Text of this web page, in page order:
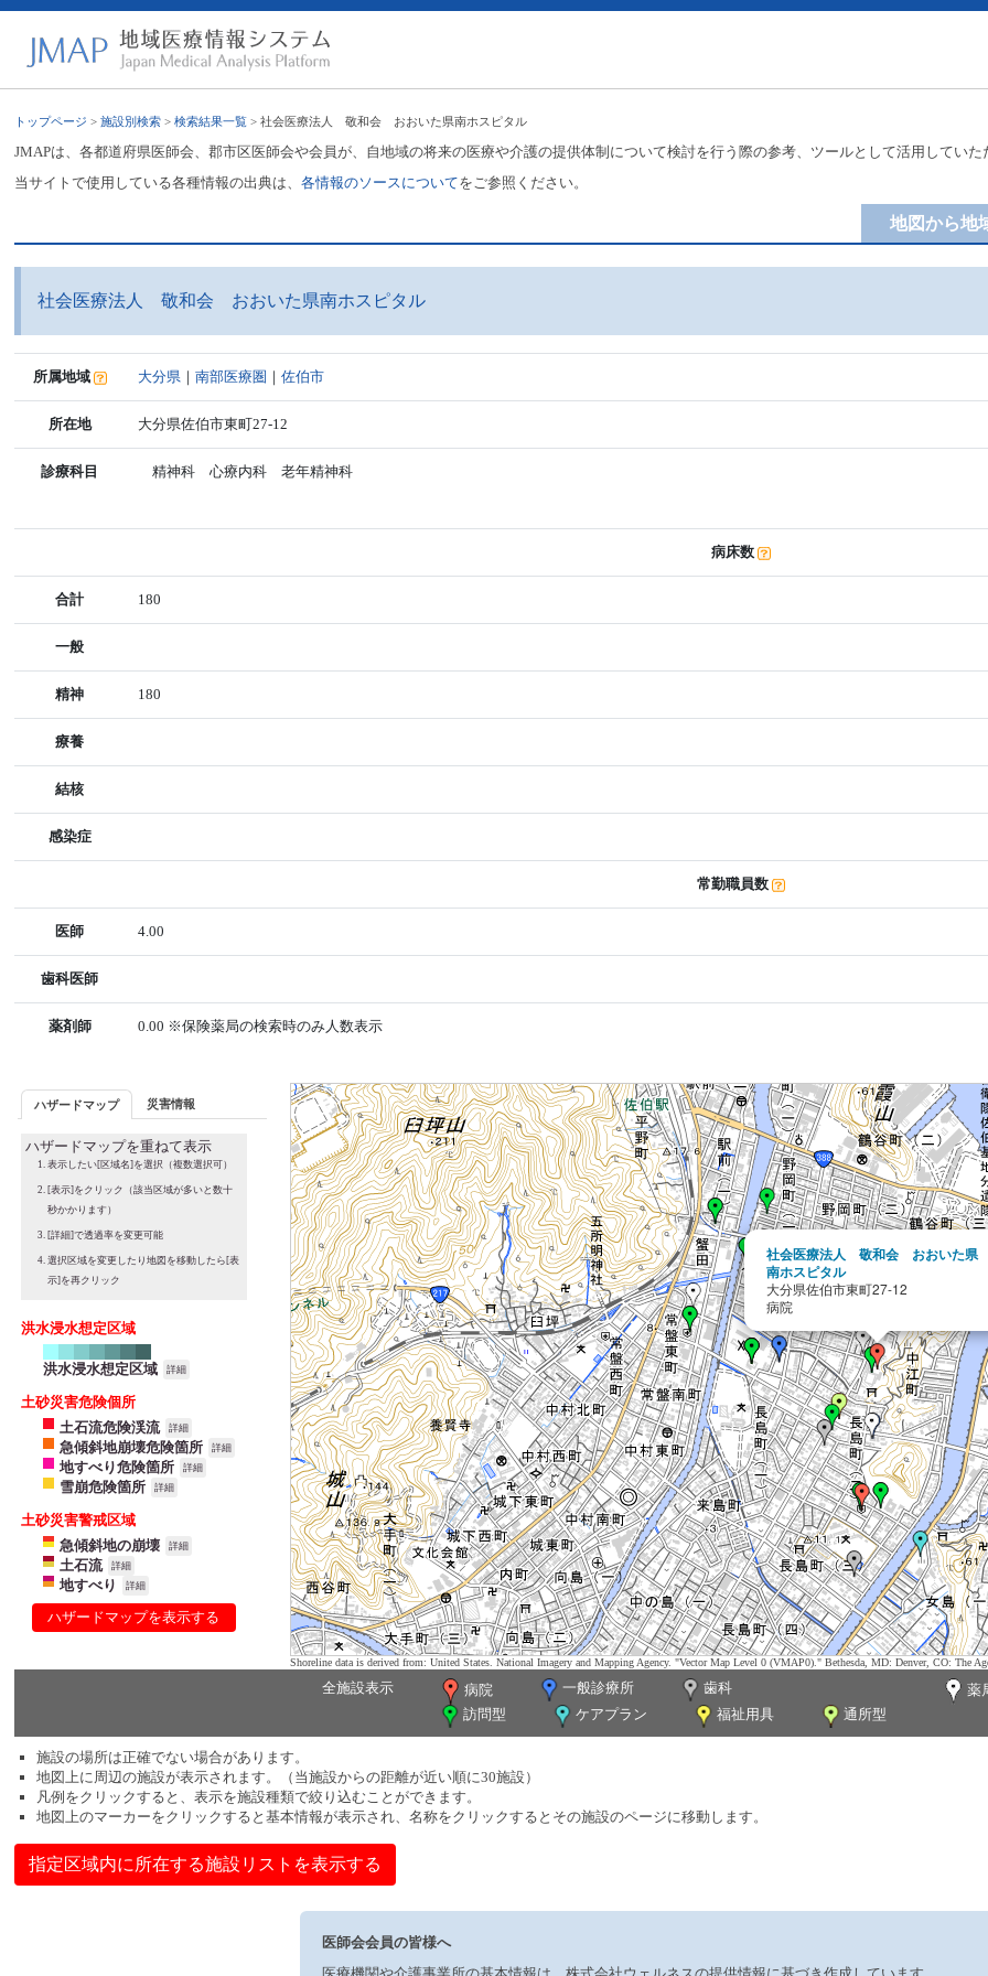
トップページ >施設別検索 >検索結果一覧 > 社会医療法人 敬和会 おおいた県南ホスピタル
JMAPは、各都道府県医師会、郡市区医師会や会員が、自地域の将来の医療や介護の提供体制について検討を行う際の参考、ツールとして活用してい
当サイトで使用している各種情報の出典は、各情報のソースについてをご参照ください。
地図から地
社会医療法人 敬和会 おおいた県南ホスピタル
所属地域 大分県 ｜南部医療圏 ｜佐伯市
所在地 大分県佐伯市東町27-12
診療科目 精神科 心療内科 老年精神科
病床数
合計 180
一般
精神 180
療養
結核
感染症
常勤職員数
医師 4.00
歯科医師
薬剤師 0.00 ※保険薬局の検索時のみ人数表示
ハザードマップ 災害情報
ハザードマップを重ねて表示
表示したい[区域名]を選択（複数選択可）
[表示]をクリック（該当区域が多いと数十
秒かかります）
[詳細]で透過率を変更可能
選択区域を変更したり地図を移動したら[表
示]を再クリック
洪水浸水想定区域
洪水浸水想定区域 詳細
土砂災害危険個所
土石流危険渓流
詳細
急傾斜地崩壊危険箇所 詳細
地すべり危険箇所 詳細
雪崩危険箇所 詳細
土砂災害警戒区域
急傾斜地の崩壊
詳細
土石流 詳細
地すべり 詳細
ハザードマップを表示する
社会医療法人 敬和会 おおいた県
南ホスピタル
大分県佐伯市東町27-12
病院
Shoreline data is derived from: United States. National Imagery and Mapping Agency. "Vector Map Level 0 (VMAP0)." Bethesda, MD: Denver, CO: The
全施設表示 病院 一般診療所 歯科
薬
訪問型
ケアプラン 福祉用具 通所型
施設の場所は正確でない場合があります。
地図上に周辺の施設が表示されます。（当施設からの距離が近い順に30施設）
凡例をクリックすると、表示を施設種類で絞り込むことができます。
地図上のマーカーをクリックすると基本情報が表示され、名称をクリックするとその施設のページに移動します。
指定区域内に所在する施設リストを表示する
医師会会員の皆様へ